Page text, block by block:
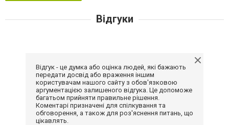
Відгуки
Відгук - це думка або оцінка людей, які бажають
передати досвід або враження іншим
користувачам нашого сайту з обов'язковою
аргументацією залишеного відгука. Це допоможе
багатьом прийняти правильне рішення.
Коментарі призначені для спілкування та
обговорення, а також для роз'яснення питань, що
цікавлять.